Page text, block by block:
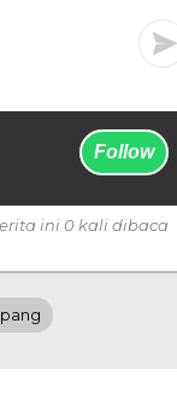
Follow
ini 0 kali dibaca